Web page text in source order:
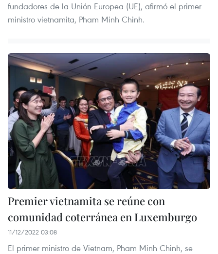
fundadores de la Unión Europea (UE), afirmó el primer
ministro vietnamita, Pham Minh Chinh.
Premier vietnamita se reúne con
comunidad coterránea en Luxemburgo
11/12/2022 03:08
El primer ministro de Vietnam, Pham Minh Chinh, se